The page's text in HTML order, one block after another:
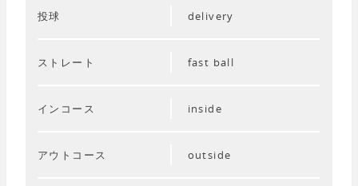
投球 delivery
ストレート fast ball
インコース inside
アウトコース outside